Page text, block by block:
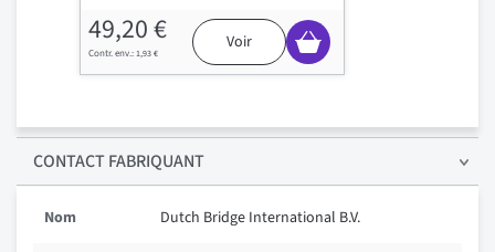
49,20 €
1,93 €
Voir
CONTACT FABRIQUANT
Nom Dutch Bridge International B.V.